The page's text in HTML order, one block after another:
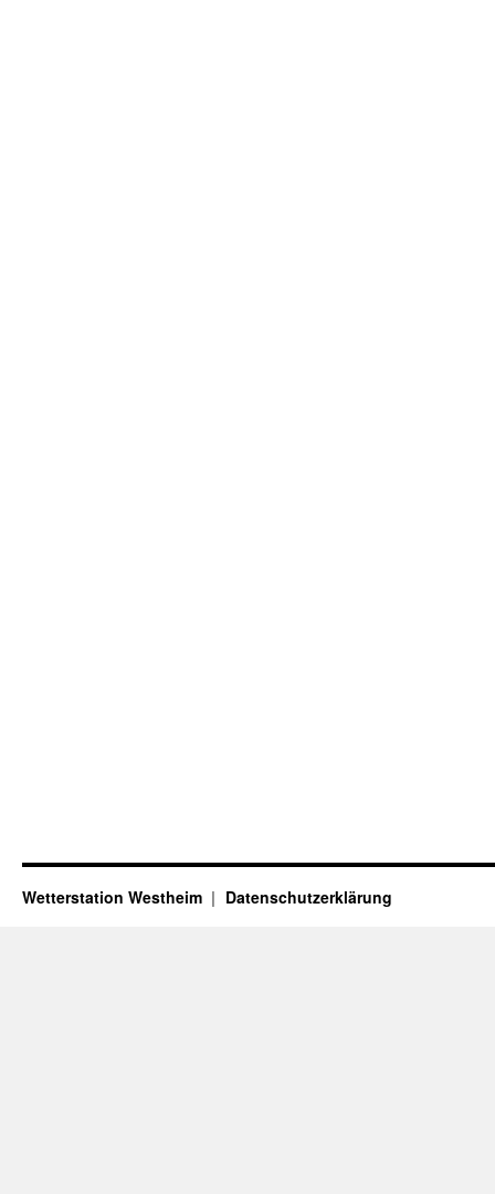
Wetterstation Westheim Datenschutzerklärung